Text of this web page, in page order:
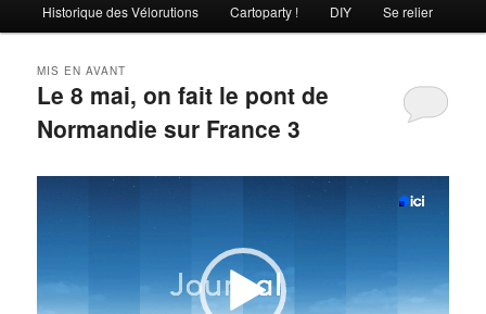
Historique des Vélorutions Cartoparty ! DIY Se relier
Le 8 mai, on fait le pont de
Normandie sur France 3
MIS EN AVANT